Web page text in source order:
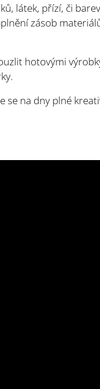
látek, přízí, či
zásob
hotovými
se na dny plné